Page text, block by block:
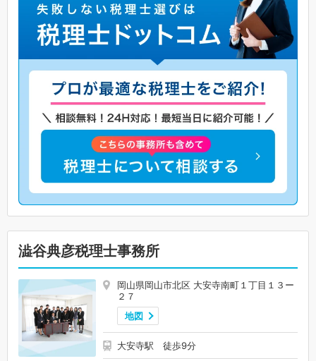
澁谷典彦税理士事務所
岡山県岡山市北区 大安寺南町１丁目１３ー
２７
地図
大安寺駅 徒歩9分